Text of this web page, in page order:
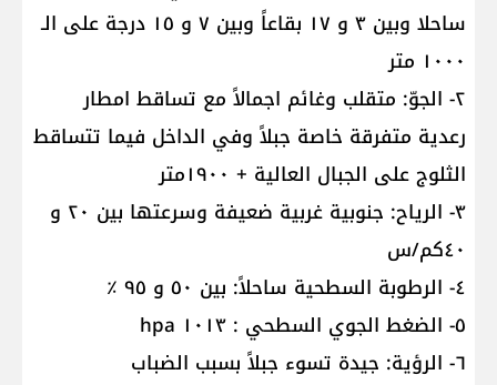
ساحلا وبين ٣ و ١٧ بقاعاً وبين ٧ و ١٥ درجة على الـ
١٠٠٠ متر
٢- الجوّ: متقلب وغائم اجمالاً مع تساقط امطار
رعدية متفرقة خاصة جبلاً وفي الداخل فيما تتساقط
الثلوج على الجبال العالية + ١٩٠٠متر
٣- الرياح: جنوبية غربية ضعيفة وسرعتها بين ٢٠ و
٤٠كم/س
٤- الرطوبة السطحية ساحلاً: بين ٥٠ و ٩٥ ٪؜
٥- الضغط الجوي السطحي : ١٠١٣ hpa
٦- الرؤية: جيدة تسوء جبلاً بسبب الضباب